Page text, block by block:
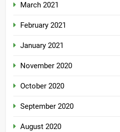
March 2021
February 2021
January 2021
November 2020
October 2020
September 2020
August 2020